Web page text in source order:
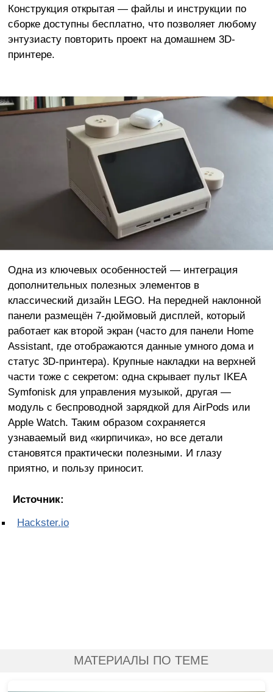
Конструкция открытая — файлы и инструкции по
сборке доступны бесплатно, что позволяет любому
энтузиасту повторить проект на домашнем 3D-
принтере.
Одна из ключевых особенностей — интеграция
дополнительных полезных элементов в
классический дизайн LEGO. На передней наклонной
панели размещён 7-дюймовый дисплей, который
работает как второй экран (часто для панели Home
Assistant, где отображаются данные умного дома и
статус 3D-принтера). Крупные накладки на верхней
части тоже с секретом: одна скрывает пульт IKEA
Symfonisk для управления музыкой, другая —
модуль с беспроводной зарядкой для AirPods или
Apple Watch. Таким образом сохраняется
узнаваемый вид «кирпичика», но все детали
становятся практически полезными. И глазу
приятно, и пользу приносит.
Источник:
Hackster.io
МАТЕРИАЛЫ ПО ТЕМЕ